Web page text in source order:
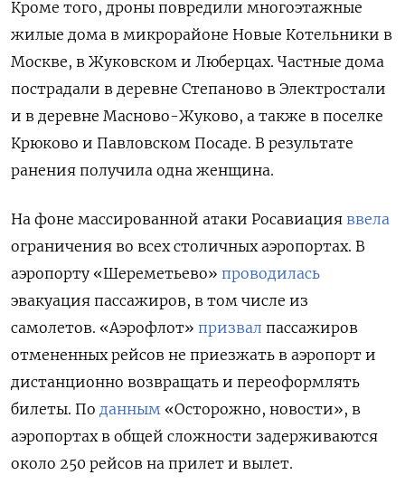
Кроме того, дроны повредили многоэтажные
жилые дома в микрорайоне Новые Котельники в
Москве, в Жуковском и Люберцах. Частные дома
пострадали в деревне Степаново в Электростали
и в деревне Масново-Жуково, а также в поселке
Крюково и Павловском Посаде. В результате
ранения получила одна женщина.
На фоне массированной атаки Росавиация ввела
ограничения во всех столичных аэропортах. В
аэропорту «Шереметьево» проводилась
эвакуация пассажиров, в том числе из
самолетов. «Аэрофлот» призвал пассажиров
отмененных рейсов не приезжать в аэропорт и
дистанционно возвращать и переоформлять
билеты. По данным «Осторожно, новости», в
аэропортах в общей сложности задерживаются
около 250 рейсов на прилет и вылет.